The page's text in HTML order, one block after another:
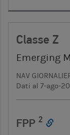
Classe Z
Emerging
NAV
Dati al 7-ago-
FPP 2